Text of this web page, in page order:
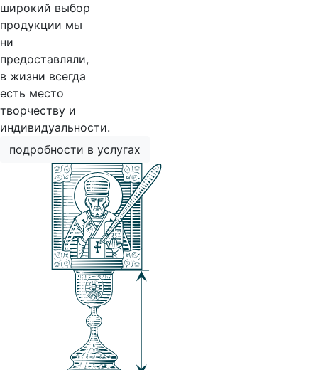
широкий выбор
продукции мы
ни
предоставляли,
в жизни всегда
есть место
творчеству и
индивидуальности.
подробности в услугах